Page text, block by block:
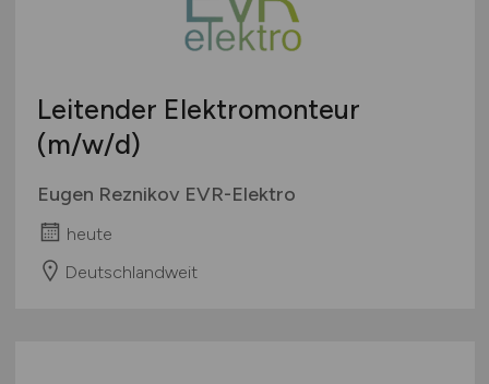
Leitender Elektromonteur
(m/w/d)
Eugen Reznikov EVR-Elektro
heute
Deutschlandweit